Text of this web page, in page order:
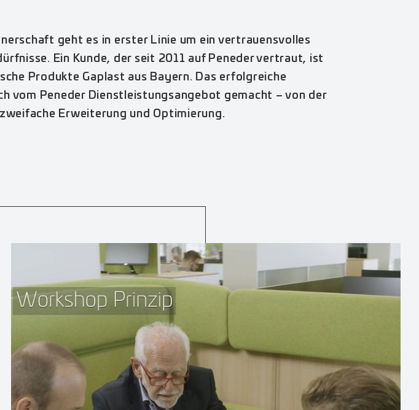
geht es in erster Linie um ein vertrauensvolles
Ein Kunde, der seit 2011 auf Peneder vertraut, ist
Produkte Gaplast aus Bayern. Das erfolgreiche
vom Peneder Dienstleistungsangebot gemacht – von der
Erweiterung und Optimierung.